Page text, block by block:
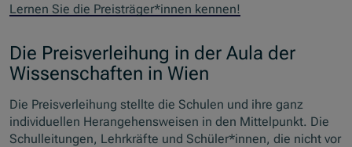
Lernen Sie die Preisträger*innen kennen!
Die Preisverleihung in der Aula der
Wissenschaften in Wien
Die Preisverleihung stellte die Schulen und ihre ganz
individuellen Herangehensweisen in den Mittelpunkt. Die
Schulleitungen, Lehrkräfte und Schüler*innen, die nicht vor